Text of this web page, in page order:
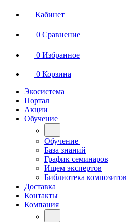
Кабинет
0 Сравнение
0 Избранное
0 Корзина
Экосистема
Портал
Акции
Обучение
Обучение
База знаний
График семинаров
Ищем экспертов
Библиотека композитов
Доставка
Контакты
Компания